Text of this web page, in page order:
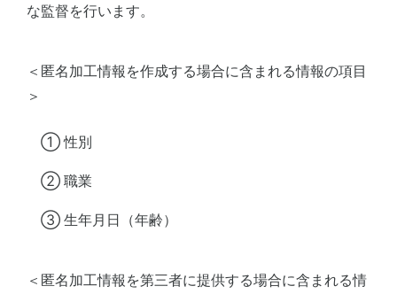
な監督を行います。
＜匿名加工情報を作成する場合に含まれる情報の項目
＞
① 性別
② 職業
③ 生年月日（年齢）
＜匿名加工情報を第三者に提供する場合に含まれる情